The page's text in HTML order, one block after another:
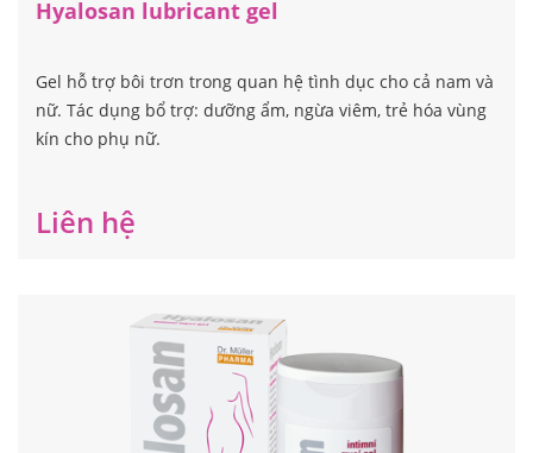
Hyalosan lubricant gel
Gel hỗ trợ bôi trơn trong quan hệ tình dục cho cả nam và
nữ. Tác dụng bổ trợ: dưỡng ẩm, ngừa viêm, trẻ hóa vùng
kín cho phụ nữ.
Liên hệ